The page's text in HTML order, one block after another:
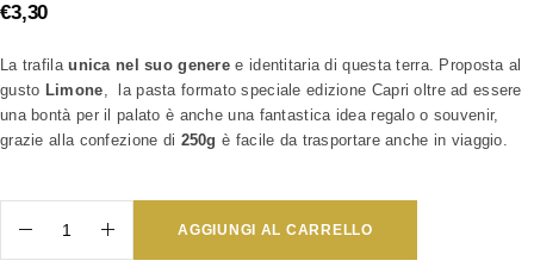
€3,30
La trafilaunica nel suo genere e identitaria di questa terra. Proposta al
gusto Limone , la pasta formato speciale edizione Capri oltre ad essere
una bontà per il palato è anche una fantastica idea regalo o souvenir,
grazie alla confezione di 250g è facile da trasportare anche in viaggio.
AGGIUNGI AL CARRELLO